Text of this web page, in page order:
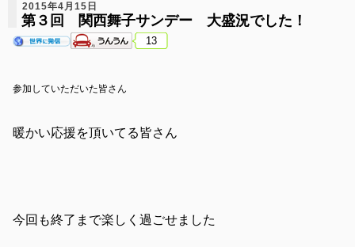
2015年4月15日
第３回 関西舞子サンデー 大盛況でした！
13
参加していただいた皆さん
暖かい応援を頂いてる皆さん
今回も終了まで楽しく過ごせました